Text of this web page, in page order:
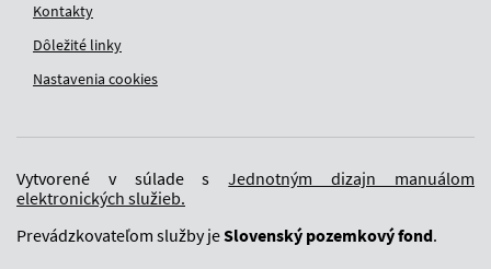
Kontakty
Dôležité linky
Nastavenia cookies
Vytvorené v súlade sJednotným dizajn manuálom
elektronických služieb.
Prevádzkovateľom služby jeSlovenský pozemkový fond.